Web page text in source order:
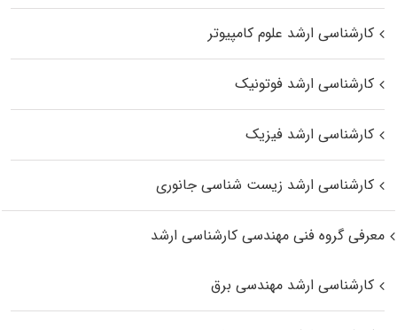
کارشناسی ارشد علوم کامپیوتر
کارشناسی ارشد فوتونیک
کارشناسی ارشد فیزیک
کارشناسی ارشد زیست‌ شناسی جانوری
معرفی گروه فنی مهندسی کارشناسی ارشد
کارشناسی ارشد مهندسی برق